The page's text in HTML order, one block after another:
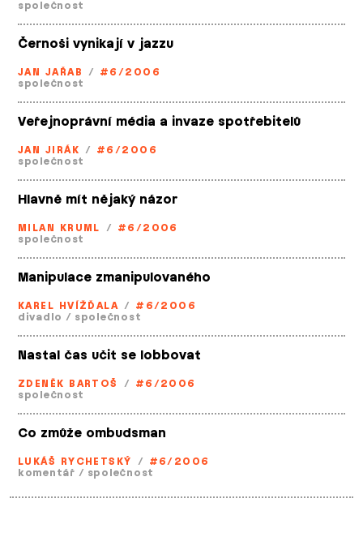
společnost
Černoši vynikají v jazzu
JAN JAŘAB / #6/2006
společnost
Veřejnoprávní média a invaze spotřebitelů
JAN JIRÁK / #6/2006
společnost
Hlavně mít nějaký názor
MILAN KRUML / #6/2006
společnost
Manipulace zmanipulovaného
KAREL HVÍŽĎALA / #6/2006
divadlo / společnost
Nastal čas učit se lobbovat
ZDENĚK BARTOŠ / #6/2006
společnost
Co zmůže ombudsman
LUKÁŠ RYCHETSKÝ / #6/2006
komentář / společnost